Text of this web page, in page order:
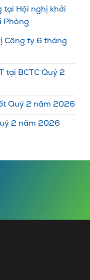
tại Hội nghị khởi
Phòng
Công ty 6 tháng
tại BCTC Quý 2
Quý 2 năm 2026
2 năm 2026